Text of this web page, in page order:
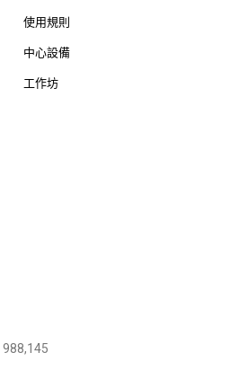
使用規則
中心設備
工作坊
988,145